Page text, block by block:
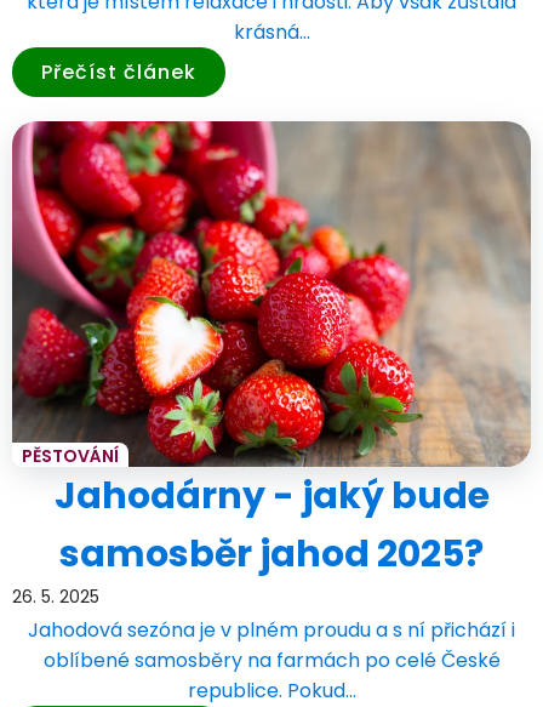
krásná…
Přečíst článek
PĚSTOVÁNÍ
Jahodárny - jaký bude
samosběr jahod 2025?
26. 5. 2025
Jahodová sezóna je v plném proudu a s ní přichází i
oblíbené samosběry na farmách po celé České
republice. Pokud…